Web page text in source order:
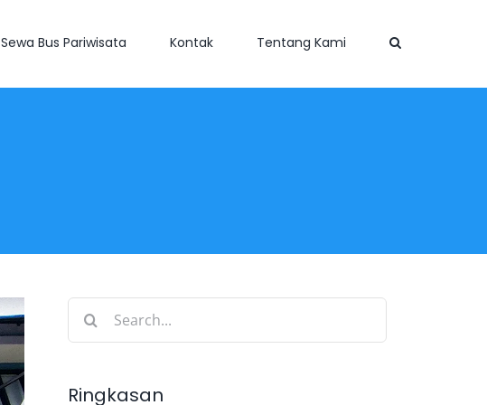
Sewa Bus Pariwisata Kontak Tentang Kami
Search
Ringkasan